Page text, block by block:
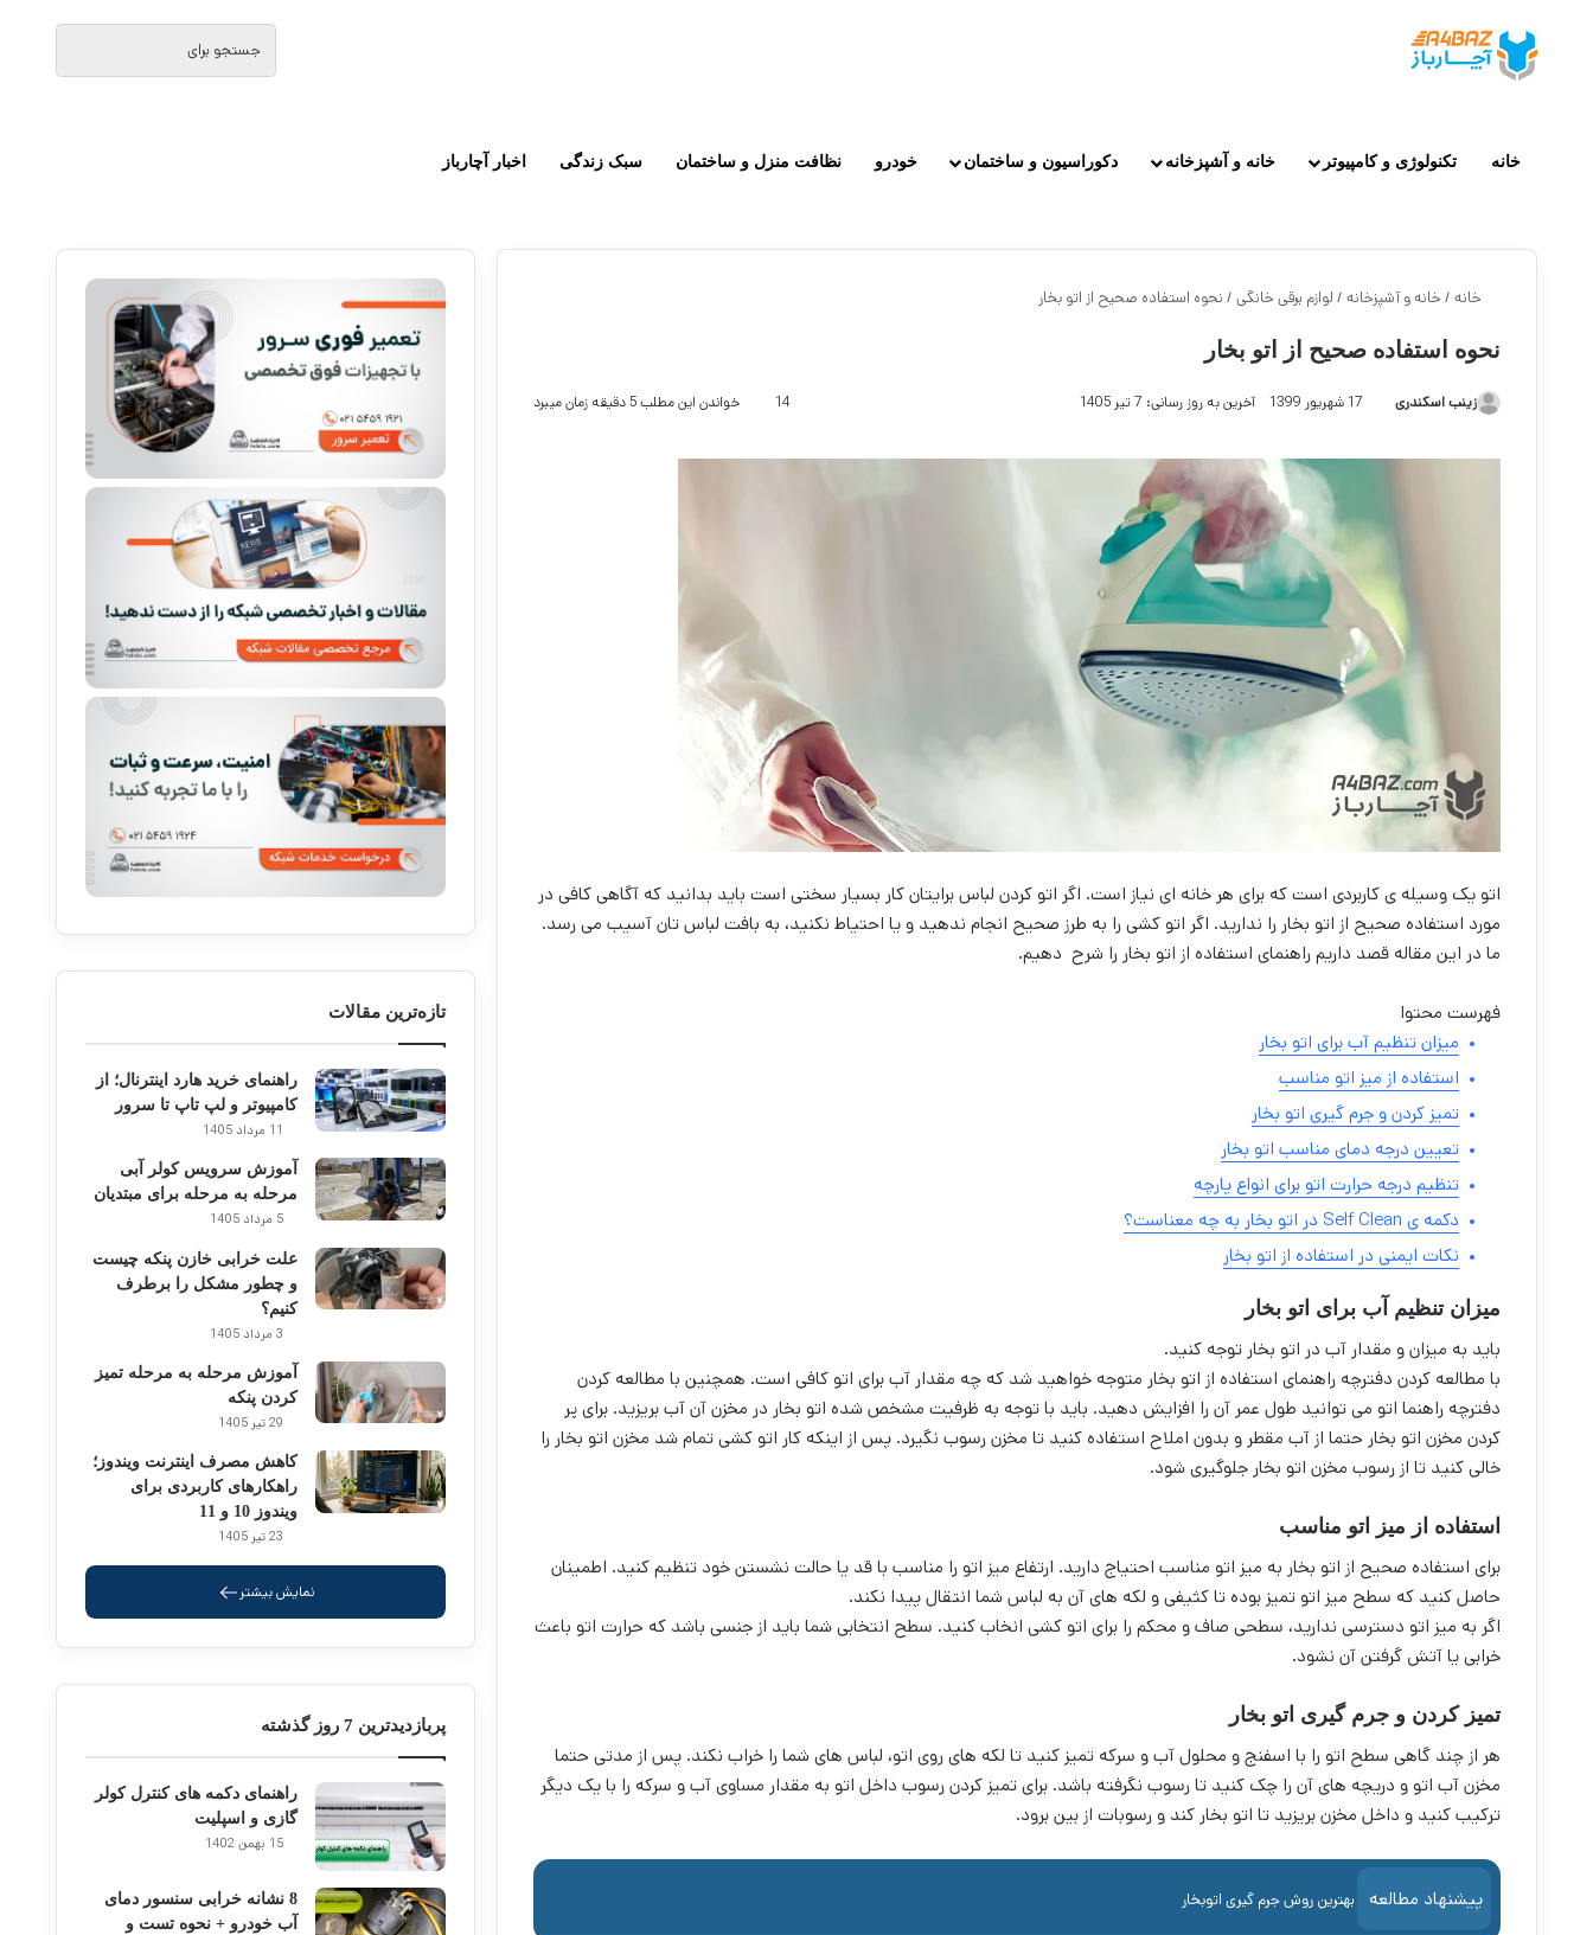
جستجو
خانه تکنولوژی و کامپیوتر خانه و آشپزخانه دکوراسیون و ساختمان خودرو نظافت منزل و ساختمان سبک زندگی اخبار آچارباز
خانه / خانه و آشپزخانه / لوازم برقی خانگی / نحوه استفاده صحیح از اتو بخار
نحوه استفاده صحیح از اتو بخار
زینب اسکندری 17 شهریور 1399 آخرین به روز رسانی: 7 تیر 1405 14 خواندن این مطلب 5 دقیقه زمان میبرد
اتو یک وسیله ی کاربردی است که برای هر خانه ای نیاز است. اگر اتو کردن لباس برایتان کار بسیار سختی است باید بدانید که آگاهی کافی در
مورد استفاده صحیح از اتو بخار را ندارید. اگر اتو کشی را به طرز صحیح انجام ندهید و یا احتیاط نکنید، به بافت لباس تان آسیب می رسد.
ما در این مقاله قصد داریم راهنمای استفاده از اتو بخار را شرح دهیم.
فهرست محتوا
میزان تنظیم آب برای اتو بخار
استفاده از میز اتو مناسب
تمیز کردن و جرم گیری اتو بخار
تعیین درجه دمای مناسب اتو بخار
تنظیم درجه حرارت اتو برای انواع پارچه
دکمه ی Self Clean در اتو بخار به چه معناست؟
نکات ایمنی در استفاده از اتو بخار
میزان تنظیم آب برای اتو بخار
باید به میزان و مقدار آب در اتو بخار توجه کنید.
با مطالعه کردن دفترچه راهنمای استفاده از اتو بخار متوجه خواهید شد که چه مقدار آب برای اتو کافی است. همچنین با مطالعه کردن
دفترچه راهنما اتو می توانید طول عمر آن را افزایش دهید. باید با توجه به ظرفیت مشخص شده اتو بخار در مخزن آن آب بریزید. برای پر
کردن مخزن اتو بخار حتما از آب مقطر و بدون املاح استفاده کنید تا مخزن رسوب نگیرد. پس از اینکه کار اتو کشی تمام شد مخزن اتو بخار را
خالی کنید تا از رسوب مخزن اتو بخار جلوگیری شود.
استفاده از میز اتو مناسب
برای استفاده صحیح از اتو بخار به میز اتو مناسب احتیاج دارید. ارتفاع میز اتو را مناسب با قد یا حالت نشستن خود تنظیم کنید. اطمینان
حاصل کنید که سطح میز اتو تمیز بوده تا کثیفی و لکه های آن به لباس شما انتقال پیدا نکند.
اگر به میز اتو دسترسی ندارید، سطحی صاف و محکم را برای اتو کشی انخاب کنید. سطح انتخابی شما باید از جنسی باشد که حرارت اتو باعث
خرابی یا آتش گرفتن آن نشود.
تمیز کردن و جرم گیری اتو بخار
هر از چند گاهی سطح اتو را با اسفنج و محلول آب و سرکه تمیز کنید تا لکه های روی اتو، لباس های شما را خراب نکند. پس از مدتی حتما
مخزن آب اتو و دریچه های آن را چک کنید تا رسوب نگرفته باشد. برای تمیز کردن رسوب داخل اتو به مقدار مساوی آب و سرکه را با یک دیگر
ترکیب کنید و داخل مخزن بریزید تا اتو بخار کند و رسوبات از بین برود.
پیشنهاد مطالعه بهترین روش جرم گیری اتوبخار
تازه‌ترین مقالات
راهنمای خرید هارد اینترنال؛ از
کامپیوتر و لپ تاپ تا سرور
11 مرداد 1405
آموزش سرویس کولر آبی
مرحله به مرحله برای مبتدیان
5 مرداد 1405
علت خرابی خازن پنکه چیست
و چطور مشکل را برطرف
کنیم؟
3 مرداد 1405
آموزش مرحله به مرحله تمیز
کردن پنکه
29 تیر 1405
کاهش مصرف اینترنت ویندوز؛
راهکارهای کاربردی برای
ویندوز 10 و 11
23 تیر 1405
نمایش بیشتر
پربازدیدترین 7 روز گذشته
راهنمای دکمه های کنترل کولر
گازی و اسپلیت
15 بهمن 1402
8 نشانه خرابی سنسور دمای
آب خودرو + نحوه تست و